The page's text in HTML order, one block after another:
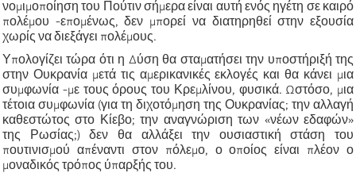
νομιμοποίηση του Πούτιν σήμερα είναι αυτή ενός ηγέτη σε καιρό
πολέμου -επομένως, δεν μπορεί να διατηρηθεί στην εξουσία
χωρίς να διεξάγει πολέμους.
Υπολογίζει τώρα ότι η Δύση θα σταματήσει την υποστήριξή της
στην Ουκρανία μετά τις αμερικανικές εκλογές και θα κάνει μια
συμφωνία -με τους όρους του Κρεμλίνου, φυσικά. Ωστόσο, μια
τέτοια συμφωνία (για τη διχοτόμηση της Ουκρανίας; την αλλαγή
καθεστώτος στο Κίεβο; την αναγνώριση των «νέων εδαφών»
της Ρωσίας;) δεν θα αλλάξει την ουσιαστική στάση του
πουτινισμού απέναντι στον πόλεμο, ο οποίος είναι πλέον ο
μοναδικός τρόπος ύπαρξής του.